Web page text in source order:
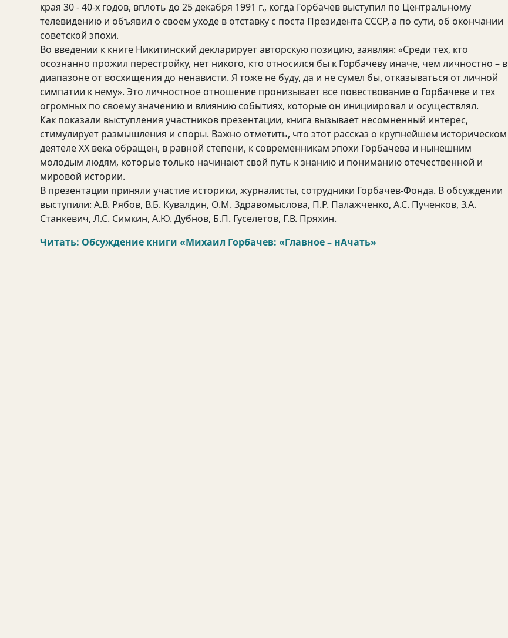
края 30 - 40-х годов, вплоть до 25 декабря 1991 г., когда Горбачев выступил по Центральному
телевидению и объявил о своем уходе в отставку с поста Президента СССР, а по сути, об окончании
советской эпохи.
Во введении к книге Никитинский декларирует авторскую позицию, заявляя: «Среди тех, кто
осознанно прожил перестройку, нет никого, кто относился бы к Горбачеву иначе, чем личностно – в
диапазоне от восхищения до ненависти. Я тоже не буду, да и не сумел бы, отказываться от личной
симпатии к нему». Это личностное отношение пронизывает все повествование о Горбачеве и тех
огромных по своему значению и влиянию событиях, которые он инициировал и осуществлял.
Как показали выступления участников презентации, книга вызывает несомненный интерес,
стимулирует размышления и споры. Важно отметить, что этот рассказ о крупнейшем историческом
деятеле XX века обращен, в равной степени, к современникам эпохи Горбачева и нынешним
молодым людям, которые только начинают свой путь к знанию и пониманию отечественной и
мировой истории.
В презентации приняли участие историки, журналисты, сотрудники Горбачев-Фонда. В обсуждении
выступили: А.В. Рябов, В.Б. Кувалдин, О.М. Здравомыслова, П.Р. Палажченко, А.С. Пученков, З.А.
Станкевич, Л.С. Симкин, А.Ю. Дубнов, Б.П. Гуселетов, Г.В. Пряхин.
Читать: Обсуждение книги «Михаил Горбачев: «Главное – нАчать»